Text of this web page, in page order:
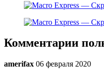
Комментарии
amerifax 06 февраля 2020